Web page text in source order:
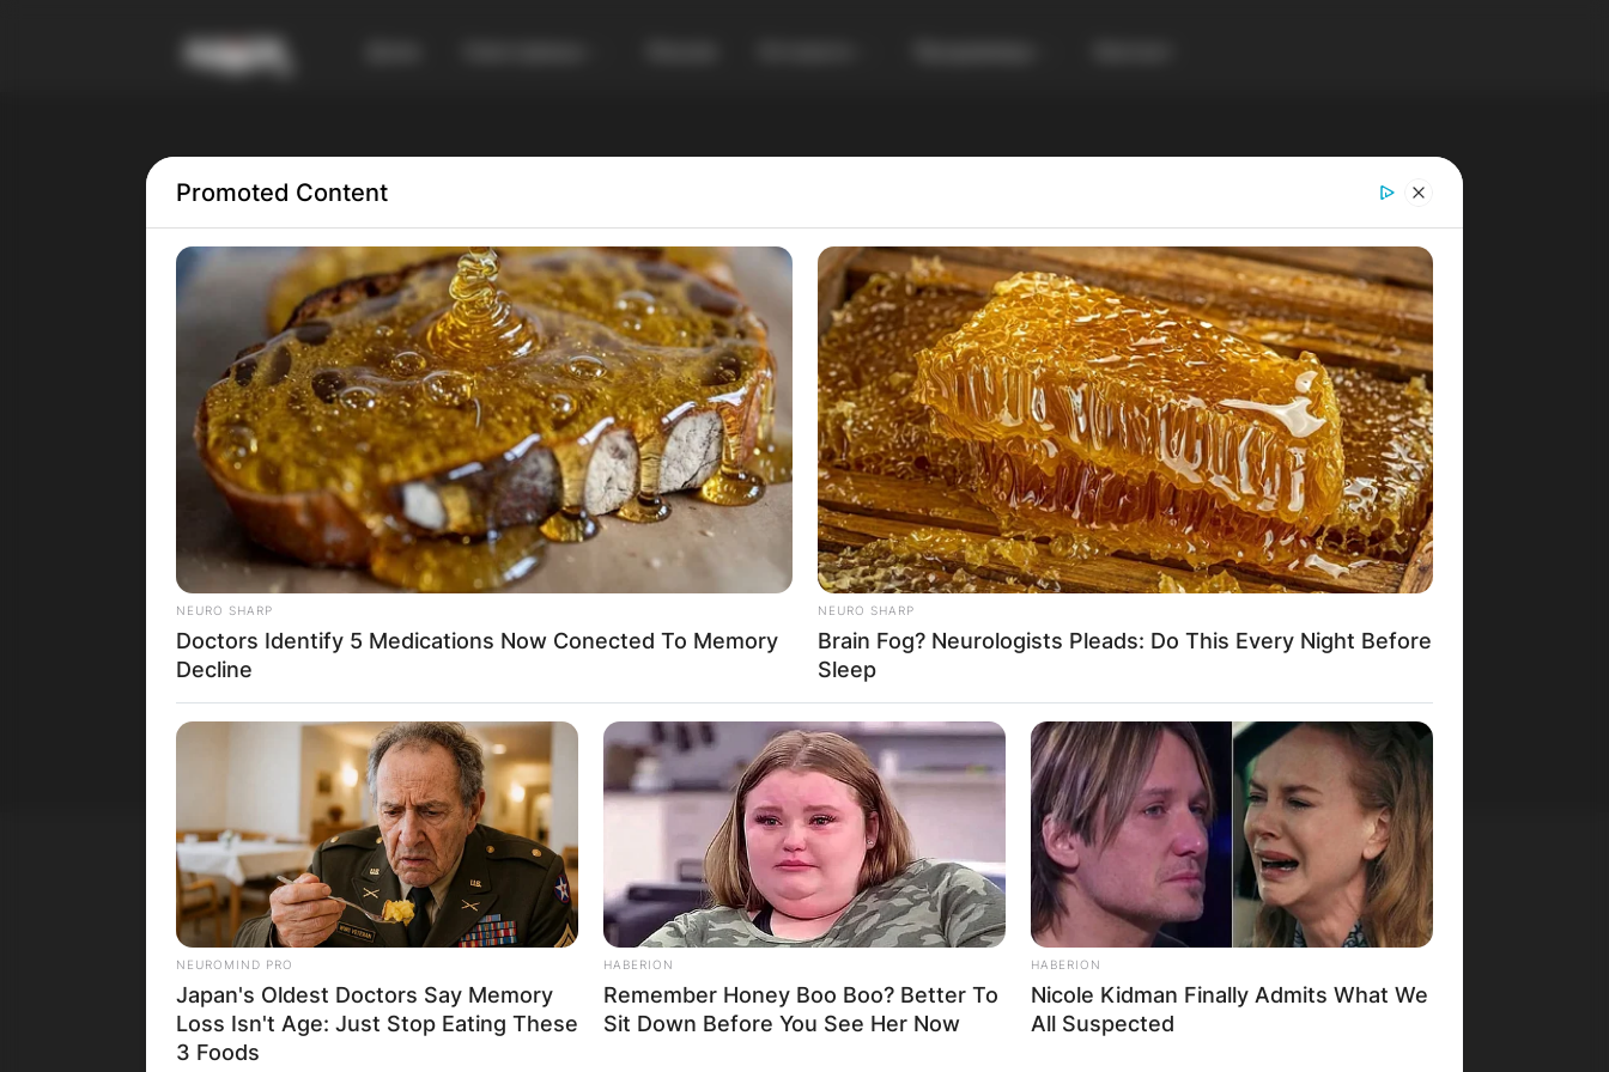
Tag:Видовиште
(Видео) Свето и лековито место: Преспал
во црквата „Света Петка“ и се измил со
вода, по што почнал да оди
Душко Трајчев од селото Облешево уште од најрана возраст
парализиран и ја
Прочитај повеќе
КОНТАКТИРАЈ СО НАС:
info@gladiator.mk
ГЛАДИАТОР
Политика на приватност
ПАРТНЕРИ: СОЦИЈАЛНИ МРЕЖИ:
ИЗБЕРИ ЈАЗИК:
Promoted Content
NEURO SHARP
Doctors Identify 5 Medications Now Conected To Memory
Decline
NEURO SHARP
Brain Fog? Neurologists Pleads: Do This Every Night Before
Sleep
NEUROMIND PRO
Japan's Oldest Doctors Say Memory
Loss Isn't Age: Just Stop Eating These
3 Foods
HABERION
Remember Honey Boo Boo? Better To
Sit Down Before You See Her Now
HABERION
Nicole Kidman Finally Admits What We
All Suspected